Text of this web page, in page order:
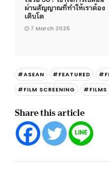
ผ่านสัญญาณที่ทำให้เราต้อง
เติบโต
7 March 2025
#ASEAN #FEATURED
#FILM SCREENING
#FILMS
Share this article